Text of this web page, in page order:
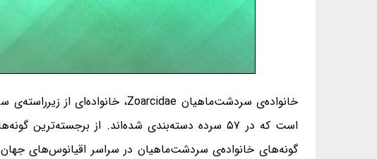
است که در ۵۷ سرده دسته‌بندی شده‌اند. از
گونه‌های خانواده‌ی سردشت‌ماهیان در سراسر اقیانوس‌های